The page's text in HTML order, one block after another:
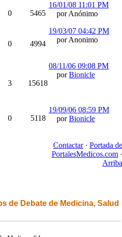
0 5465
16/01/08 11:01 PM
por Anónimo
0 4994
19/03/07 04:42 PM
por Anonimo
3 15618
08/11/06 09:08 PM
porBionicle
0 5118
19/09/06 08:59 PM
porBionicle
Contactar· Portada de
PortalesMedicos.com ·
Arriba
de Debate de Medicina, Salud